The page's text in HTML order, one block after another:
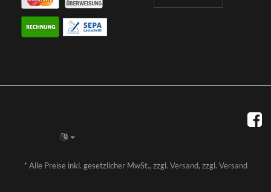
*Alle Preise inkl. gesetzlicher MwSt., zzgl. Versand, zzgl. Versand